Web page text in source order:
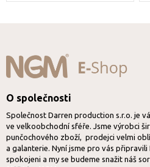
O společnosti
Společnost Darren production s.r.o. je
ve velkoobchodní sféře. Jsme výrobci
punčochového zboží, prodejci velmi
a galanterie. Nyní jsme pro vás připravili
spokojeni a my se budeme snažit náš